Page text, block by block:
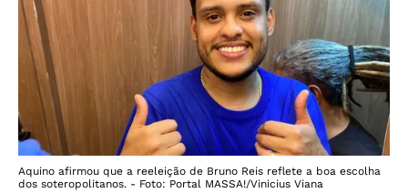
Aquino afirmou que a reeleição de Bruno Reis reflete a boa escolha
dos soteropolitanos. - Foto: Portal MASSA!/Vinicius Viana